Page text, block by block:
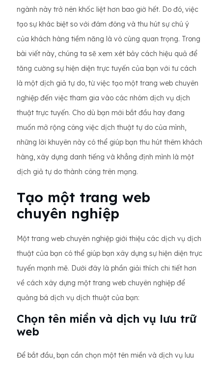
ngành này trở nên khốc liệt hơn bao giờ hết. Do đó, việc
tạo sự khác biệt so với đám đông và thu hút sự chú ý
của khách hàng tiềm năng là vô cùng quan trọng. Trong
bài viết này, chúng ta sẽ xem xét bảy cách hiệu quả để
tăng cường sự hiện diện trực tuyến của bạn với tư cách
là một dịch giả tự do, từ việc tạo một trang web chuyên
nghiệp đến việc tham gia vào các nhóm dịch vụ dịch
thuật trực tuyến. Cho dù bạn mới bắt đầu hay đang
muốn mở rộng công việc dịch thuật tự do của mình,
những lời khuyên này có thể giúp bạn thu hút thêm khách
hàng, xây dựng danh tiếng và khẳng định mình là một
dịch giả tự do thành công trên mạng.
Tạo một trang web
chuyên nghiệp
Một trang web chuyên nghiệp giới thiệu các dịch vụ dịch
thuật của bạn có thể giúp bạn xây dựng sự hiện diện trực
tuyến mạnh mẽ. Dưới đây là phần giải thích chi tiết hơn
về cách xây dựng một trang web chuyên nghiệp để
quảng bá dịch vụ dịch thuật của bạn:
Chọn tên miền và dịch vụ lưu trữ
web
Để bắt đầu, bạn cần chọn một tên miền và dịch vụ lưu